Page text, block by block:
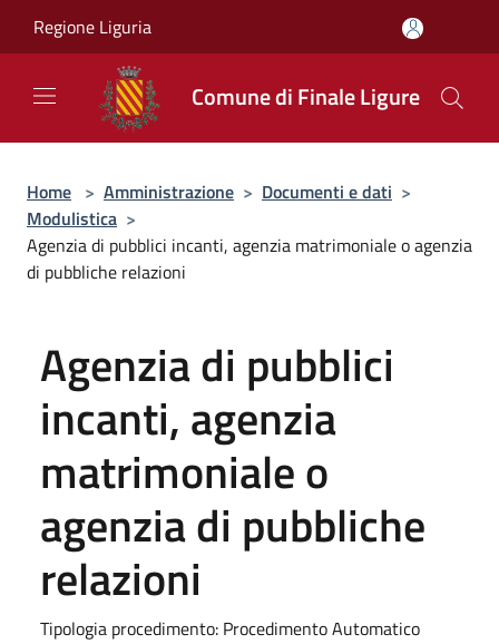
Regione Liguria
Comune di Finale Ligure
Home > Amministrazione > Documenti e dati >
Modulistica >
Agenzia di pubblici incanti, agenzia matrimoniale o agenzia
di pubbliche relazioni
Agenzia di pubblici
incanti, agenzia
matrimoniale o
agenzia di pubbliche
relazioni
Tipologia procedimento: Procedimento Automatico